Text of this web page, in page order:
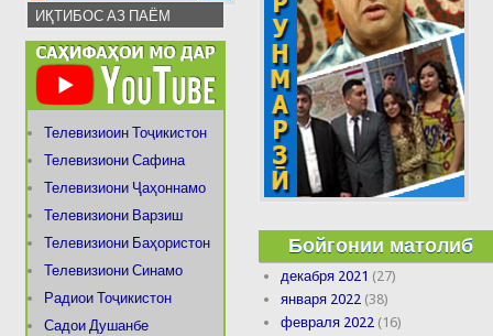
ИҚТИБОС АЗ ПАЁМ
Телевизиоин Тоҷикистон
Телевизиони Сафина
Телевизиони Ҷаҳоннамо
Телевизиони Варзиш
Телевизиони Баҳористон
Телевизиони Синамо
Радиои Тоҷикистон
Садои Душанбе
Бойгонии матолиб
декабря 2021 (27)
января 2022 (38)
февраля 2022 (16)